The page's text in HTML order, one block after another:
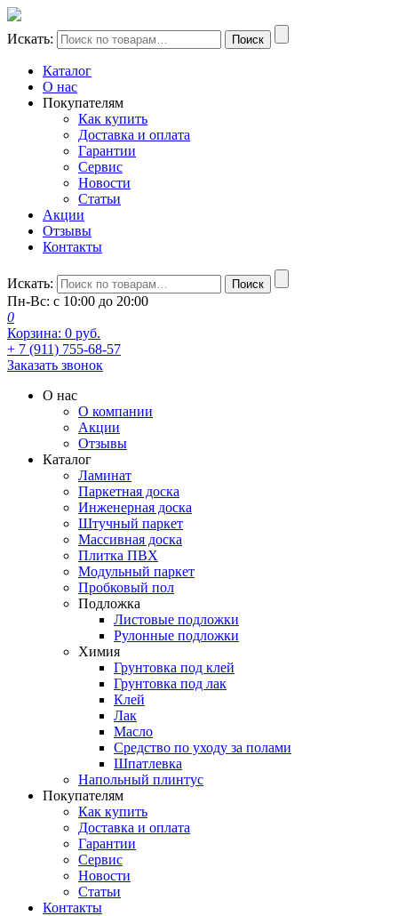
Искать: Поиск
Каталог
О нас
Покупателям
Как купить
Доставка и оплата
Гарантии
Сервис
Новости
Статьи
Акции
Отзывы
Контакты
Искать: Поиск
Пн-Вс: с 10:00 до 20:00
0
Корзина: 0 руб.
+ 7 (911) 755-68-57
Заказать звонок
О нас
О компании
Акции
Отзывы
Каталог
Ламинат
Паркетная доска
Инженерная доска
Штучный паркет
Массивная доска
Плитка ПВХ
Модульный паркет
Пробковый пол
Подложка
Листовые подложки
Рулонные подложки
Химия
Грунтовка под клей
Грунтовка под лак
Клей
Лак
Масло
Средство по уходу за полами
Шпатлевка
Напольный плинтус
Покупателям
Как купить
Доставка и оплата
Гарантии
Сервис
Новости
Статьи
Контакты